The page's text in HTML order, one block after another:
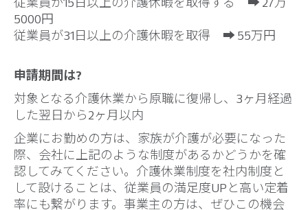
5000円
従業員が31日以上の介護休暇を取得 ➡︎ 55万円
申請期間は?
対象となる介護休業から原職に復帰し、3ヶ月経過
した翌日から2ヶ月以内
企業にお勤めの方は、家族が介護が必要になった
際、会社に上記のような制度があるかどうかを確
認してみてください。介護休業制度を社内制度と
して設けることは、従業員の満足度UPと高い定着
率にも繋がります。事業主の方は、ぜひこの機会